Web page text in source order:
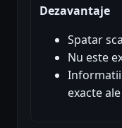
Dezavantaje
Spatar
Nu este
exacte